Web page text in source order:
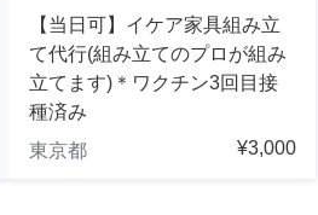
【当日可】イケア家具組み立
て代行(組み立てのプロが組み
立てます)＊ワクチン3回目接
種済み
東京都
¥3,000